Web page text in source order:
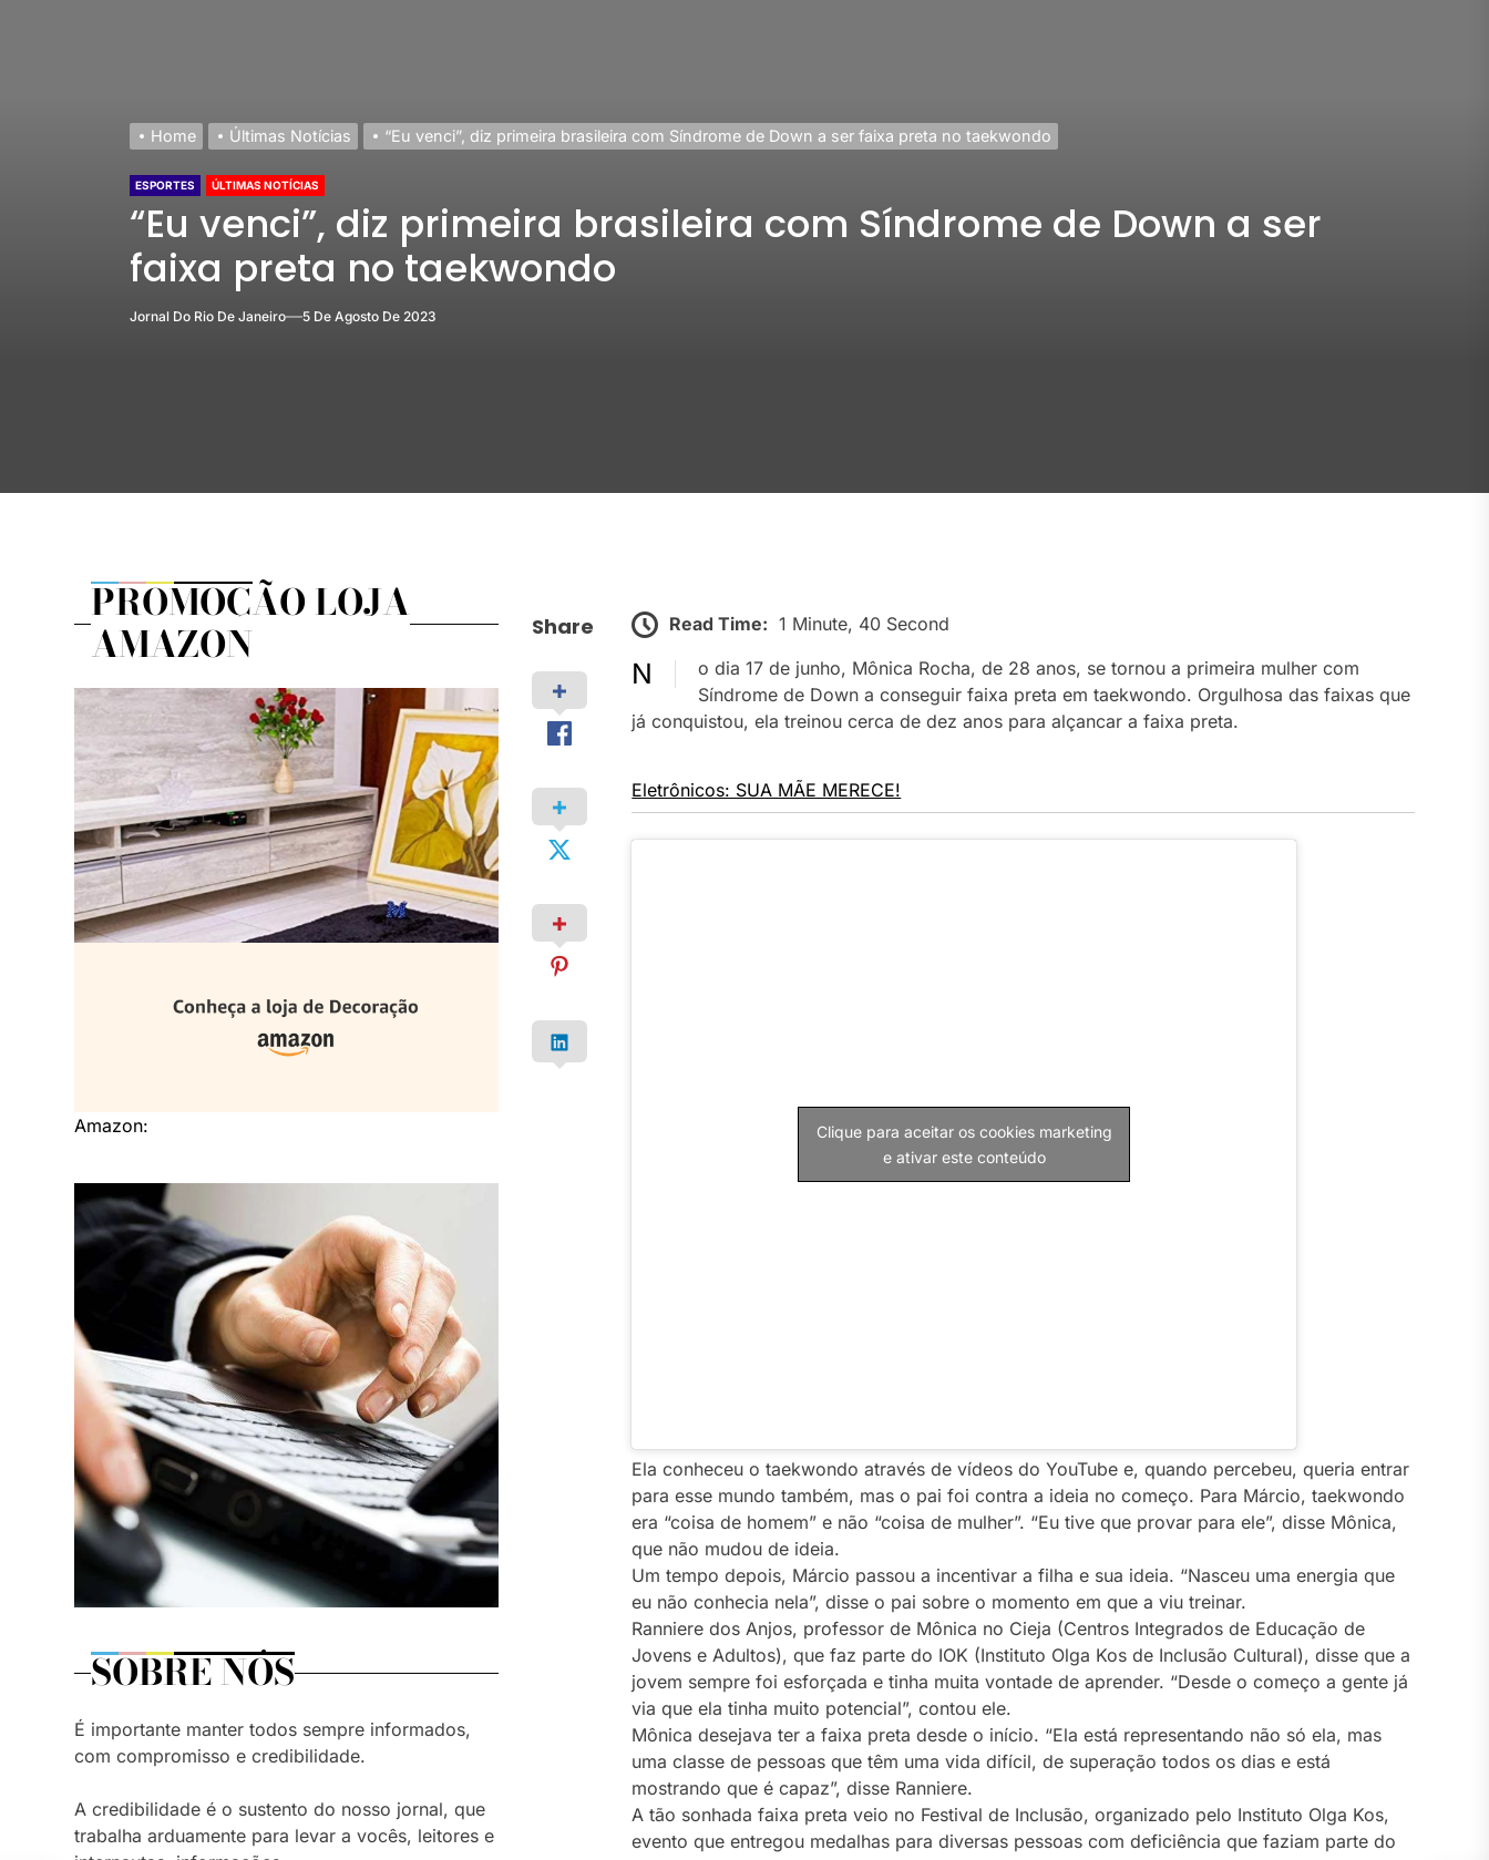
Home Últimas Notícias “Eu venci”, diz primeira brasileira com Síndrome de Down a ser faixa preta no taekwondo
ESPORTES ÚLTIMAS NOTÍCIAS
“Eu venci”, diz primeira brasileira com Síndrome de Down a ser
faixa preta no taekwondo
Jornal Do Rio De Janeiro 5 De Agosto De 2023
Share Read Time: 1 Minute, 40 Second
No dia 17 de junho, Mônica Rocha, de 28 anos, se tornou a primeira mulher com
Síndrome de Down a conseguir faixa preta em taekwondo. Orgulhosa das faixas que
já conquistou, ela treinou cerca de dez anos para alçancar a faixa preta.
Eletrônicos: SUA MÃE MERECE!
Clique para aceitar os cookies marketing
e ativar este conteúdo
Ela conheceu o taekwondo através de vídeos do YouTube e, quando percebeu, queria entrar
para esse mundo também, mas o pai foi contra a ideia no começo. Para Márcio, taekwondo
era “coisa de homem” e não “coisa de mulher”. “Eu tive que provar para ele”, disse Mônica,
que não mudou de ideia.
Um tempo depois, Márcio passou a incentivar a filha e sua ideia. “Nasceu uma energia que
eu não conhecia nela”, disse o pai sobre o momento em que a viu treinar.
Ranniere dos Anjos, professor de Mônica no Cieja (Centros Integrados de Educação de
Jovens e Adultos), que faz parte do IOK (Instituto Olga Kos de Inclusão Cultural), disse que a
jovem sempre foi esforçada e tinha muita vontade de aprender. “Desde o começo a gente já
via que ela tinha muito potencial”, contou ele.
Mônica desejava ter a faixa preta desde o início. “Ela está representando não só ela, mas
uma classe de pessoas que têm uma vida difícil, de superação todos os dias e está
mostrando que é capaz”, disse Ranniere.
A tão sonhada faixa preta veio no Festival de Inclusão, organizado pelo Instituto Olga Kos,
evento que entregou medalhas para diversas pessoas com deficiência que faziam parte do
PROMOÇÃO LOJA
AMAZON
Amazon:
SOBRE NÓS
É importante manter todos sempre informados,
com compromisso e credibilidade.
A credibilidade é o sustento do nosso jornal, que
trabalha arduamente para levar a vocês, leitores e